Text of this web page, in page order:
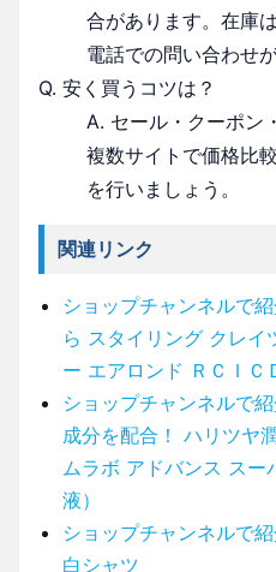
合があります。在庫
電話での問い合わせ
Q. 安く買うコツは？
A. セール・クーポン
複数サイトで価格比
を行いましょう。
関連リンク
ショップチャンネルで
ら スタイリング クレイ
ー エアロンド ＲＣＩＣ
ショップチャンネルで
成分を配合！ ハリツヤ
ムラボ アドバンス ス
液）
ショップチャンネルで
白シャツ